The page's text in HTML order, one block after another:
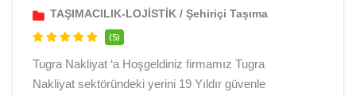
TAŞIMACILIK-LOJİSTİK / Şehiriçi Taşıma
(5)
Tugra Nakliyat ‘a Hoşgeldiniz firmamız Tugra
Nakliyat sektöründeki yerini 19 Yıldır güvenle